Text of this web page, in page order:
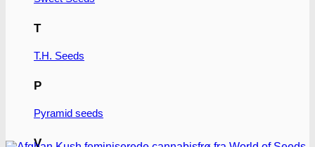
T
T.H. Seeds
P
Pyramid seeds
V